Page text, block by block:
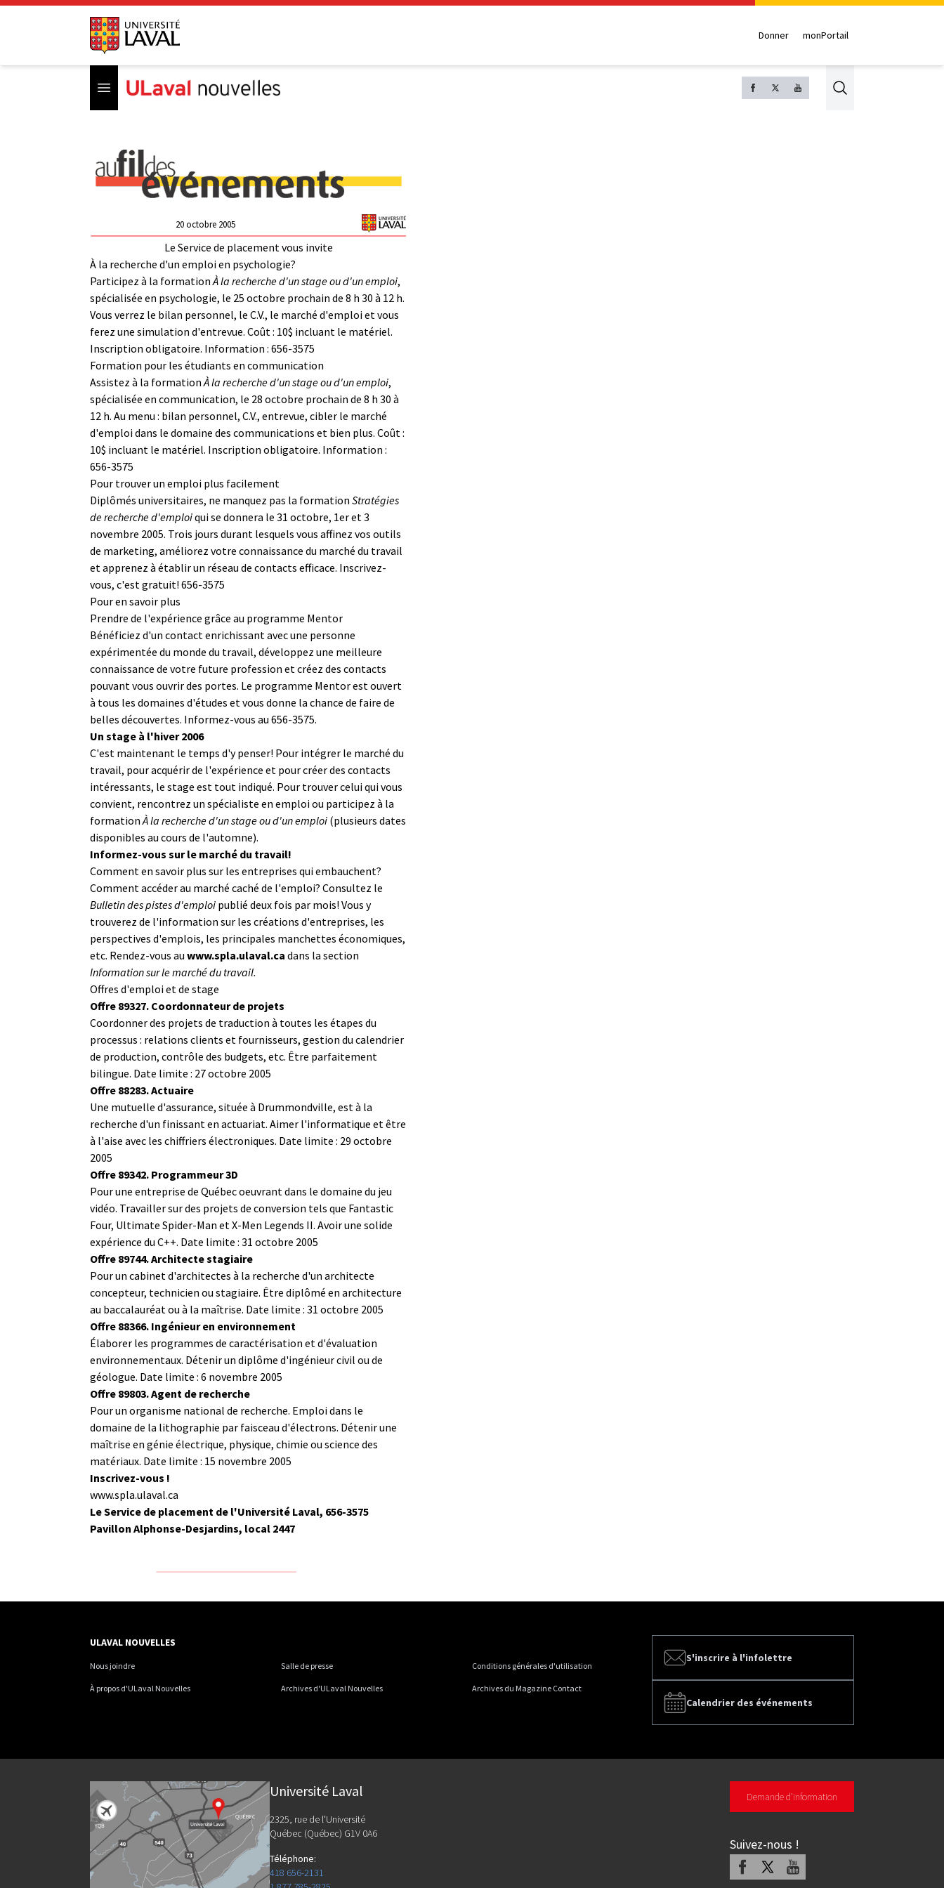
Donner monPortail
Open menu Search
20 octobre 2005
Le Service de placement vous invite
À la recherche d'un emploi en psychologie?
Participez à la formationÀ la recherche d'un stage ou d'un emploi,
spécialisée en psychologie, le 25 octobre prochain de 8 h 30 à 12 h.
Vous verrez le bilan personnel, le C.V., le marché d'emploi et vous
ferez une simulation d'entrevue. Coût : 10$ incluant le matériel.
Inscription obligatoire. Information : 656-3575
Formation pour les étudiants en communication
Assistez à la formationÀ la recherche d'un stage ou d'un emploi,
spécialisée en communication, le 28 octobre prochain de 8 h 30 à
12 h. Au menu : bilan personnel, C.V., entrevue, cibler le marché
d'emploi dans le domaine des communications et bien plus. Coût :
10$ incluant le matériel. Inscription obligatoire. Information :
656-3575
Pour trouver un emploi plus facilement
Diplômés universitaires, ne manquez pas la formation Stratégies
de recherche d'emploiqui se donnera le 31 octobre, 1er et 3
novembre 2005. Trois jours durant lesquels vous affinez vos outils
de marketing, améliorez votre connaissance du marché du travail
et apprenez à établir un réseau de contacts efficace. Inscrivez-
vous, c'est gratuit! 656-3575
Pour en savoir plus
Prendre de l'expérience grâce au programme Mentor
Bénéficiez d'un contact enrichissant avec une personne
expérimentée du monde du travail, développez une meilleure
connaissance de votre future profession et créez des contacts
pouvant vous ouvrir des portes. Le programme Mentor est ouvert
à tous les domaines d'études et vous donne la chance de faire de
belles découvertes. Informez-vous au 656-3575.
Un stage à l'hiver 2006
C'est maintenant le temps d'y penser! Pour intégrer le marché du
travail, pour acquérir de l'expérience et pour créer des contacts
intéressants, le stage est tout indiqué. Pour trouver celui qui vous
convient, rencontrez un spécialiste en emploi ou participez à la
formationÀ la recherche d'un stage ou d'un emploi (plusieurs dates
disponibles au cours de l'automne).
Informez-vous sur le marché du travail!
Comment en savoir plus sur les entreprises qui embauchent?
Comment accéder au marché caché de l'emploi? Consultez le
Bulletin des pistes d'emploi publié deux fois par mois! Vous y
trouverez de l'information sur les créations d'entreprises, les
perspectives d'emplois, les principales manchettes économiques,
etc. Rendez-vous au www.spla.ulaval.ca dans la section
Information sur le marché du travail.
Offres d'emploi et de stage
Offre 89327. Coordonnateur de projets
Coordonner des projets de traduction à toutes les étapes du
processus : relations clients et fournisseurs, gestion du calendrier
de production, contrôle des budgets, etc. Être parfaitement
bilingue. Date limite : 27 octobre 2005
Offre 88283. Actuaire
Une mutuelle d'assurance, située à Drummondville, est à la
recherche d'un finissant en actuariat. Aimer l'informatique et être
à l'aise avec les chiffriers électroniques. Date limite : 29 octobre
2005
Offre 89342. Programmeur 3D
Pour une entreprise de Québec oeuvrant dans le domaine du jeu
vidéo. Travailler sur des projets de conversion tels que Fantastic
Four, Ultimate Spider-Man et X-Men Legends II. Avoir une solide
expérience du C++. Date limite : 31 octobre 2005
Offre 89744. Architecte stagiaire
Pour un cabinet d'architectes à la recherche d'un architecte
concepteur, technicien ou stagiaire. Être diplômé en architecture
au baccalauréat ou à la maîtrise. Date limite : 31 octobre 2005
Offre 88366. Ingénieur en environnement
Élaborer les programmes de caractérisation et d'évaluation
environnementaux. Détenir un diplôme d'ingénieur civil ou de
géologue. Date limite : 6 novembre 2005
Offre 89803. Agent de recherche
Pour un organisme national de recherche. Emploi dans le
domaine de la lithographie par faisceau d'électrons. Détenir une
maîtrise en génie électrique, physique, chimie ou science des
matériaux. Date limite : 15 novembre 2005
Inscrivez-vous !
www.spla.ulaval.ca
Le Service de placement de l'Université Laval, 656-3575
Pavillon Alphonse-Desjardins, local 2447
S'inscrire à l'infolettre
Calendrier des événements
ULAVAL NOUVELLES
Nous joindre Salle de presse Conditions générales d'utilisation
À propos d'ULaval Nouvelles Archives d'ULaval Nouvelles Archives du Magazine Contact
Université Laval
2325, rue de l'Université
Québec (Québec) G1V 0A6
Téléphone:
418 656-2131
Demande d'information
Suivez-nous !
Facebook Youtube